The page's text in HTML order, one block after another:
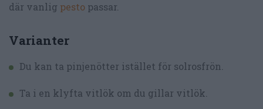
där vanlig pesto passar.
Varianter
Du kan ta pinjenötter istället för solrosfrön.
Ta i en klyfta vitlök om du gillar vitlök.